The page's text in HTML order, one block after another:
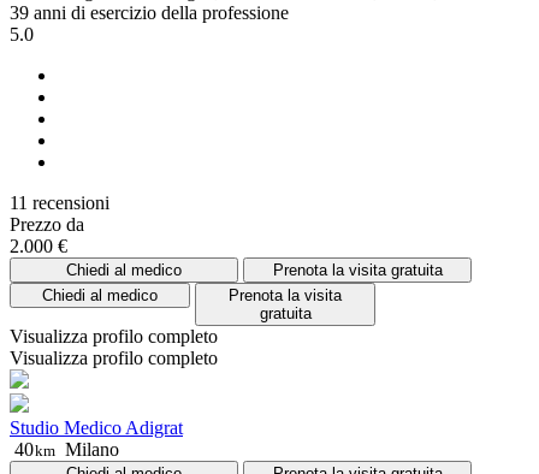
39 anni di esercizio della professione
5.0
11 recensioni
Prezzo da
2.000 €
Chiedi al medico
Prenota la visita gratuita
Chiedi al medico
Prenota la visita
gratuita
Visualizza profilo completo
Visualizza profilo completo
Studio Medico Adigrat
40km Milano